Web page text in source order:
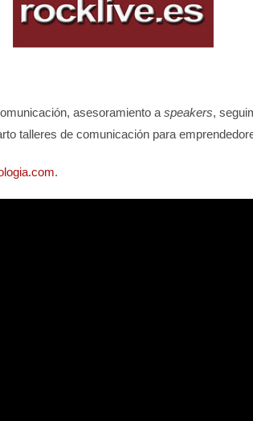
asesoramiento aspeakers,
talleres de comunicación para
.